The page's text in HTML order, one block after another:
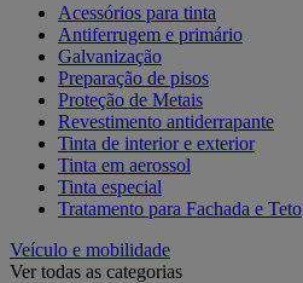
Acessórios para tinta
Antiferrugem e primário
Galvanização
Preparação de pisos
Proteção de Metais
Revestimento antiderrapante
Tinta de interior e exterior
Tinta em aerossol
Tinta especial
Tratamento para Fachada e Teto
Veículo e mobilidade
Ver todas as categorias